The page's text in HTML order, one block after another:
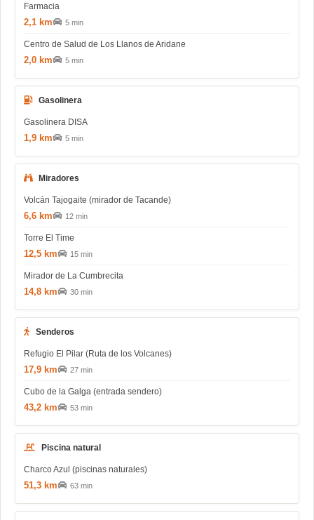
Farmacia
2,1 km 5 min
Centro de Salud de Los Llanos de Aridane
2,0 km 5 min
Gasolinera
Gasolinera DISA
1,9 km 5 min
Miradores
Volcán Tajogaite (mirador de Tacande)
6,6 km 12 min
Torre El Time
12,5 km 15 min
Mirador de La Cumbrecita
14,8 km 30 min
Senderos
Refugio El Pilar (Ruta de los Volcanes)
17,9 km 27 min
Cubo de la Galga (entrada sendero)
43,2 km 53 min
Piscina natural
Charco Azul (piscinas naturales)
51,3 km 63 min